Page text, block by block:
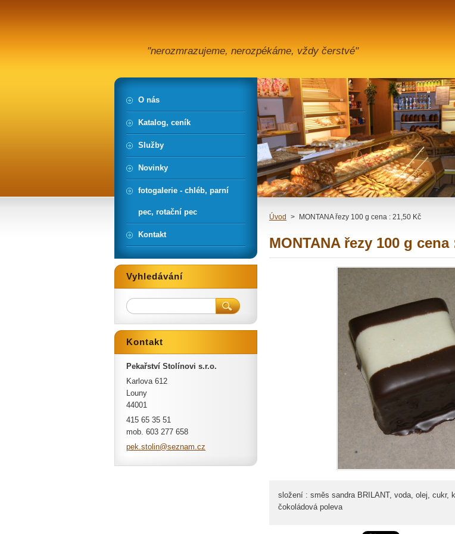
"nerozmrazujeme, nerozpékáme, vždy čerstvé"
Úvod > MONTANA řezy 100 g cena : 21,50 Kč
MONTANA řezy 100 g cena
složení : směs sandra BRILANT, voda, olej, cukr,
čokoládová poleva
O nás
Katalog, ceník
Služby
Novinky
fotogalerie - chléb, parní
pec, rotační pec
Kontakt
Vyhledávání
Kontakt
Pekařství Stolínovi s.r.o.
Karlova 612
Louny
44001
415 65 35 51
mob. 603 277 658
pek.stol in@seznam.cz